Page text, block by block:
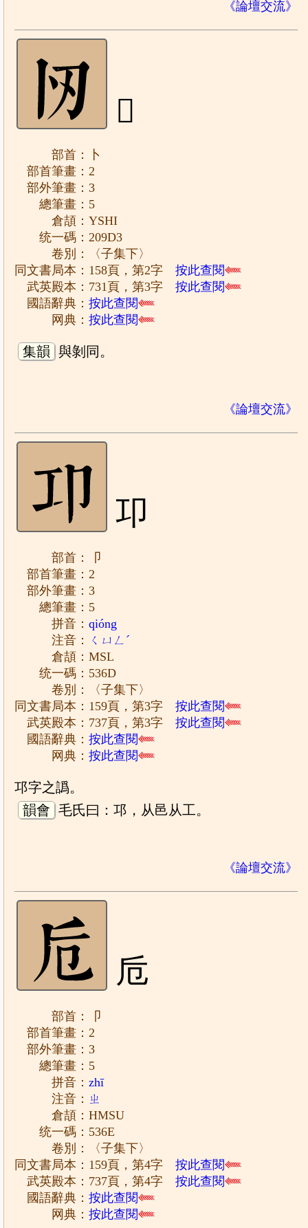
《論壇交流》
𠧓
部首：卜
部首筆畫：2
部外筆畫：3
總筆畫：5
倉頡：YSHI
统一碼：209D3
卷別：〈子集下〉
同文書局本：158頁，第2字按此查閱
武英殿本：731頁，第3字按此查閱
國語辭典：按此查閱
网典：按此查閱
集韻 與剝同。
《論壇交流》
卭
部首：卩
部首筆畫：2
部外筆畫：3
總筆畫：5
拼音：qióng
注音：
ㄑㄩㄥˊ
倉頡：MSL
统一碼：536D
卷別：〈子集下〉
同文書局本：159頁，第3字按此查閱
武英殿本：737頁，第3字按此查閱
國語辭典：按此查閱
网典：按此查閱
邛字之譌。
韻會 毛氏曰：邛，从邑从工。
《論壇交流》
卮
部首：卩
部首筆畫：2
部外筆畫：3
總筆畫：5
拼音：zhī
注音： ㄓ
倉頡：HMSU
统一碼：536E
卷別：〈子集下〉
同文書局本：159頁，第4字按此查閱
武英殿本：737頁，第4字按此查閱
國語辭典：按此查閱
网典：按此查閱